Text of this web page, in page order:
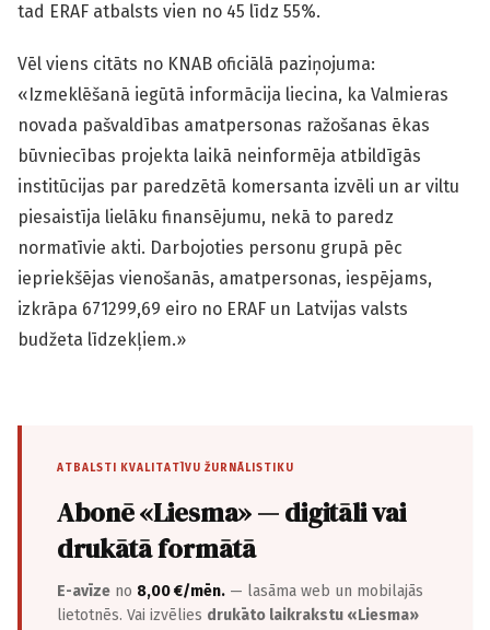
tad ERAF atbalsts vien no 45 līdz 55%.
Vēl viens citāts no KNAB oficiālā paziņojuma:
«Izmeklēšanā iegūtā informācija liecina, ka Valmieras
novada pašvaldības amatpersonas ražošanas ēkas
būvniecības projekta laikā neinformēja atbildīgās
institūcijas par paredzētā komersanta izvēli un ar viltu
piesaistīja lielāku finansējumu, nekā to paredz
normatīvie akti. Darbojoties personu grupā pēc
iepriekšējas vienošanās, amatpersonas, iespējams,
izkrāpa 671299,69 eiro no ERAF un Latvijas valsts
budžeta līdzekļiem.»
ATBALSTI KVALITATĪVU ŽURNĀLISTIKU
Abonē «Liesma» — digitāli vai
drukātā formātā
E-avīze no 8,00 €/mēn. — lasāma web un mobilajās
lietotnēs. Vai izvēlies drukāto laikrakstu «Liesma»